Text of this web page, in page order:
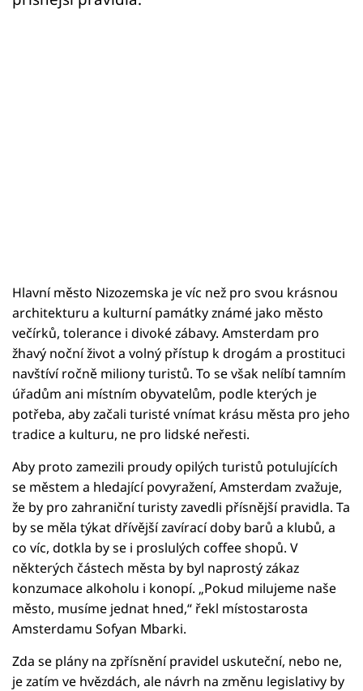
Hlavní město Nizozemska je víc než pro svou krásnou
architekturu a kulturní památky známé jako město
večírků, tolerance i divoké zábavy. Amsterdam pro
žhavý noční život a volný přístup k drogám a prostituci
navštíví ročně miliony turistů. To se však nelíbí tamním
úřadům ani místním obyvatelům, podle kterých je
potřeba, aby začali turisté vnímat krásu města pro jeho
tradice a kulturu, ne pro lidské neřesti.
Aby proto zamezili proudy opilých turistů potulujících
se městem a hledající povyražení, Amsterdam zvažuje,
že by pro zahraniční turisty zavedli přísnější pravidla. Ta
by se měla týkat dřívější zavírací doby barů a klubů, a
co víc, dotkla by se i proslulých coffee shopů. V
některých částech města by byl naprostý zákaz
konzumace alkoholu i konopí. „Pokud milujeme naše
město, musíme jednat hned,“ řekl místostarosta
Amsterdamu Sofyan Mbarki.
Zda se plány na zpřísnění pravidel uskuteční, nebo ne,
je zatím ve hvězdách, ale návrh na změnu legislativy by